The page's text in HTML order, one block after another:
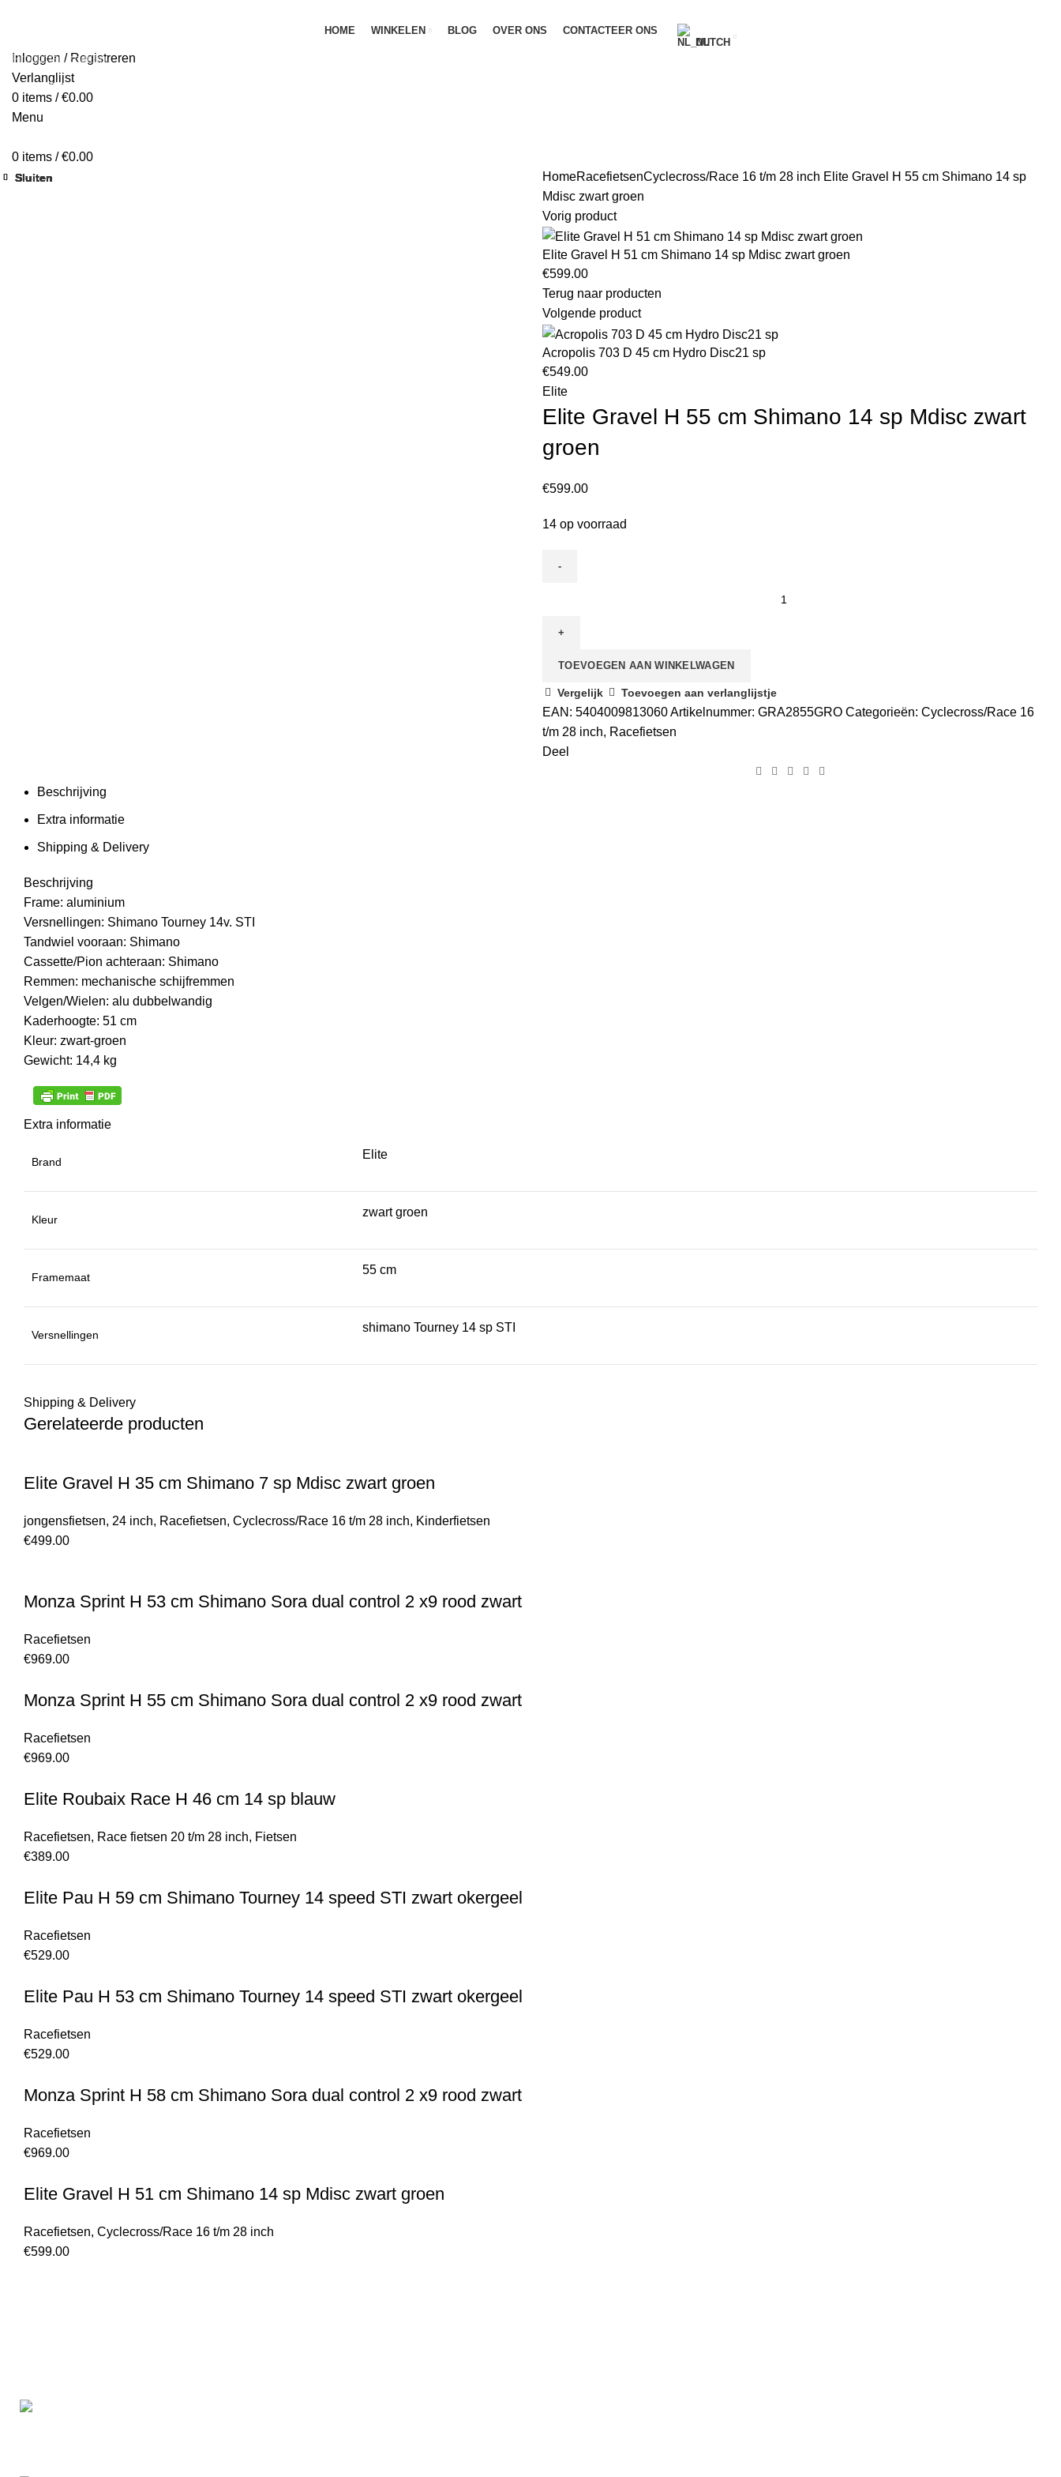
HOME WINKELEN BLOG OVER ONS
CONTACTEER ONS
DUTCH
Inloggen / Registreren
Verlanglijst
0 items / €0.00
Menu
0 items / €0.00
HomeRacefietsenCyclecross/Race 16 t/m 28 inch Elite Gravel H 55 cm Shimano 14 sp
Mdisc zwart groen
Vorig product
Elite Gravel H 51 cm Shimano 14 sp Mdisc zwart groen
€599.00
Terug naar producten
Volgende product
Acropolis 703 D 45 cm Hydro Disc21 sp
€549.00
Elite
Elite Gravel H 55 cm Shimano 14 sp Mdisc zwart
groen
€599.00
14 op voorraad
TOEVOEGEN AAN WINKELWAGEN
Vergelijk Toevoegen aan verlanglijstje
EAN: 5404009813060Artikelnummer: GRA2855GRO Categorieën: Cyclecross/Race 16
t/m 28 inch, Racefietsen
Deel
Beschrijving
Extra informatie
Shipping & Delivery
Beschrijving
Frame: aluminium
Versnellingen: Shimano Tourney 14v. STI
Tandwiel vooraan: Shimano
Cassette/Pion achteraan: Shimano
Remmen: mechanische schijfremmen
Velgen/Wielen: alu dubbelwandig
Kaderhoogte: 51 cm
Kleur: zwart-groen
Gewicht: 14,4 kg
Extra informatie
Brand
Elite
Kleur
zwart groen
Framemaat
55 cm
Versnellingen
shimano Tourney 14 sp STI
Shipping & Delivery
Gerelateerde producten
Sluiten
Elite Gravel H 35 cm Shimano 7 sp Mdisc zwart groen
jongensfietsen, 24 inch, Racefietsen, Cyclecross/Race 16 t/m 28 inch, Kinderfietsen
€499.00
Sluiten
Monza Sprint H 53 cm Shimano Sora dual control 2 x9 rood zwart
Racefietsen
€969.00
Sluiten
Monza Sprint H 55 cm Shimano Sora dual control 2 x9 rood zwart
Racefietsen
€969.00
Sluiten
Elite Roubaix Race H 46 cm 14 sp blauw
Racefietsen, Race fietsen 20 t/m 28 inch, Fietsen
€389.00
Sluiten
Elite Pau H 59 cm Shimano Tourney 14 speed STI zwart okergeel
Racefietsen
€529.00
Sluiten
Elite Pau H 53 cm Shimano Tourney 14 speed STI zwart okergeel
Racefietsen
€529.00
Sluiten
Monza Sprint H 58 cm Shimano Sora dual control 2 x9 rood zwart
Racefietsen
€969.00
Sluiten
Elite Gravel H 51 cm Shimano 14 sp Mdisc zwart groen
Racefietsen, Cyclecross/Race 16 t/m 28 inch
€599.00
Begin te typen om de producten te zien die je zoekt.